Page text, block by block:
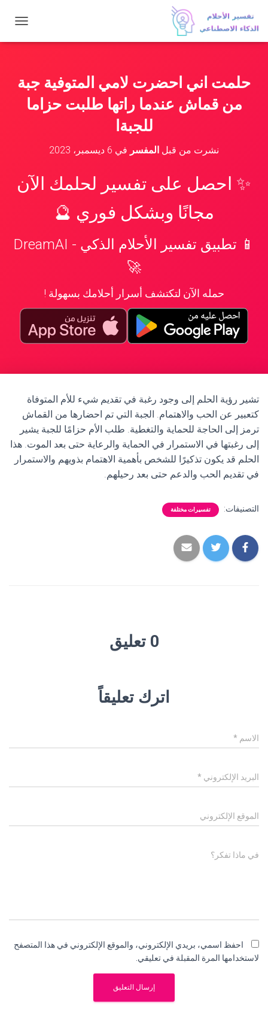
ب
ا
حلمت اني احضرت لامي المتوفية جبة
من قماش عندما راتها طلبت حزاما
للجبةا
نشرت من قبل المفسر في 6 ديسمبر، 2023
✨ احصل على تفسير لحلمك الآن
مجانًا وبشكل فوري 🔮
📱 تطبيق تفسير الأحلام الذكي - DreamAI
🚀
حمله الآن لتكتشف أسرار أحلامك بسهولة !
تشير رؤية الحلم إلى وجود رغبة في تقديم شيء للأم المتوفاة
كتعبير عن الحب والاهتمام. الجبة التي تم احضارها من القماش
ترمز إلى الحاجة للحماية والتغطية. طلب الأم حزامًا للجبة يشير
إلى رغبتها في الاستمرار في الحماية والرعاية حتى بعد الموت. هذا
الحلم قد يكون تذكيرًا للشخص بأهمية الاهتمام بذويهم والاستمرار
في تقديم الحب والدعم حتى بعد رحيلهم.
التصنيفات: تفسيرات مختلفة
0 تعليق
اترك تعليقاً
الاسم *
البريد الإلكتروني *
الموقع الإلكتروني
في ماذا تفكر؟
احفظ اسمي، بريدي الإلكتروني، والموقع الإلكتروني في هذا المتصفح
لاستخدامها المرة المقبلة في تعليقي.